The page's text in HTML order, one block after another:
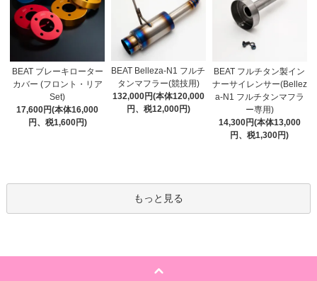
BEAT ブレーキローター
カバー (フロント・リア
Set)
17,600円(本体16,000
円、税1,600円)
BEAT Belleza-N1 フルチ
タンマフラー(競技用)
132,000円(本体120,000
円、税12,000円)
BEAT フルチタン製イン
ナーサイレンサー(Bellez
a-N1 フルチタンマフラ
ー専用)
14,300円(本体13,000
円、税1,300円)
もっと見る